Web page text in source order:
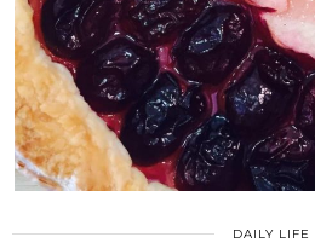
DAILY LIFE